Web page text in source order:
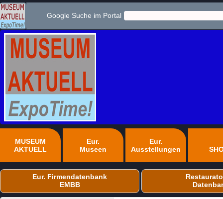
Google Suche im Portal
MUSEUM
AKTUELL
Eur.
Museen
Eur.
Ausstellungen
Eur. Firmendatenbank
EMBB